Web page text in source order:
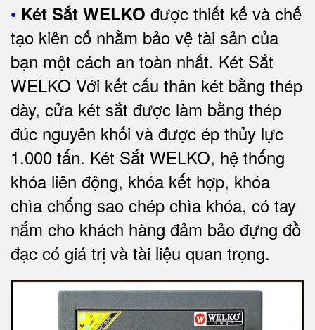
• Két Sắt WELKO được thiết kế và chế
tạo kiên cố nhằm bảo vệ tài sản của
bạn một cách an toàn nhất. Két Sắt
WELKO Với kết cấu thân két bằng thép
dày, cửa két sắt được làm bằng thép
đúc nguyên khối và được ép thủy lực
1.000 tấn. Két Sắt WELKO, hệ thống
khóa liên động, khóa kết hợp, khóa
chìa chống sao chép chìa khóa, có tay
nắm cho khách hàng đảm bảo đựng đồ
đạc có giá trị và tài liệu quan trọng.